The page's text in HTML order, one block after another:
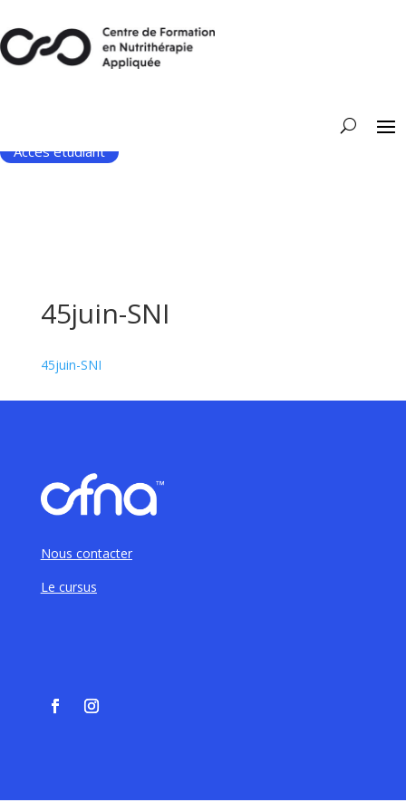
Accès étudiant
45juin-SNI
45juin-SNI
Nous contacter
Le cursus